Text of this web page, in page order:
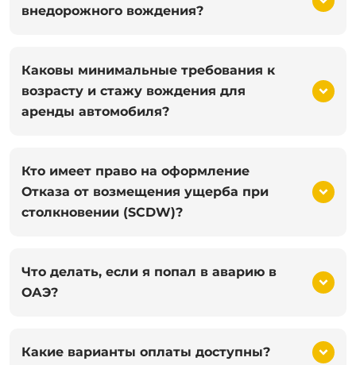
внедорожного вождения?
Каковы минимальные требования к
возрасту и стажу вождения для
аренды автомобиля?
Кто имеет право на оформление
Отказа от возмещения ущерба при
столкновении (SCDW)?
Что делать, если я попал в аварию в
ОАЭ?
Какие варианты оплаты доступны?